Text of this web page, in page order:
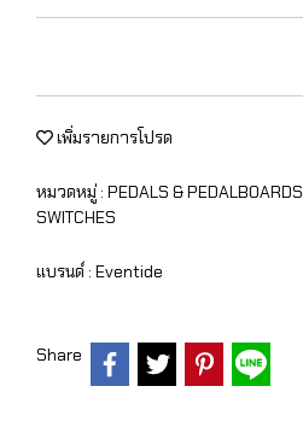
เพิ่มรายการโปรด
หมวดหมู่ : PEDALS & PEDALBOARDS
SWITCHES
แบรนด์ : Eventide
Share